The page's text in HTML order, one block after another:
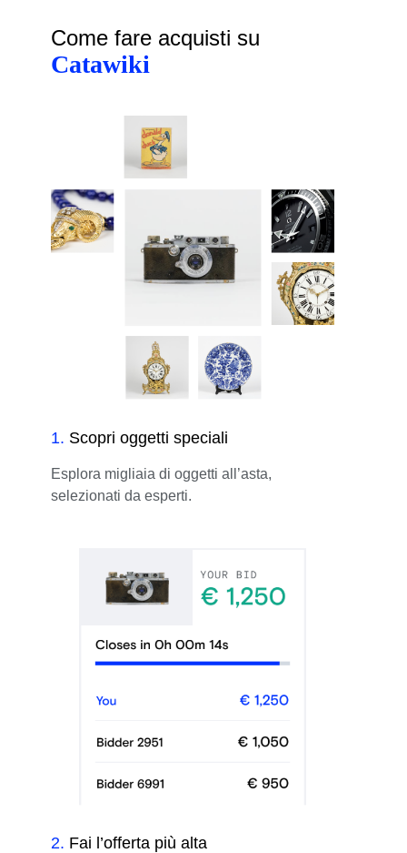
Come fare acquisti su
Catawiki
1. Scopri oggetti speciali
Esplora migliaia di oggetti all’asta,
selezionati da esperti.
2. Fai l’offerta più alta